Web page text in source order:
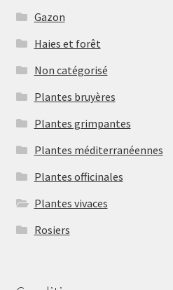
Gazon
Haies et forêt
Non catégorisé
Plantes bruyères
Plantes grimpantes
Plantes méditerranéennes
Plantes officinales
Plantes vivaces
Rosiers